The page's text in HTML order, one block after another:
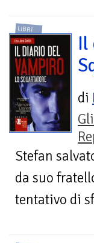
LIBRI
Il
di
Stefan
da suo
tentativo di